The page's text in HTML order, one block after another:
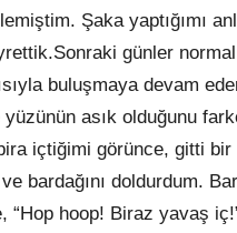
Şaka yaptığımı
günler
buluşmaya devam
asık olduğunu
içtiğimi görünce, gitti
bardağını doldurdum.
hoop! Biraz yavaş